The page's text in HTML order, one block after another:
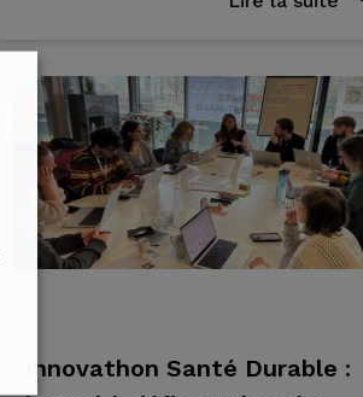
Innovathon Santé Durable :